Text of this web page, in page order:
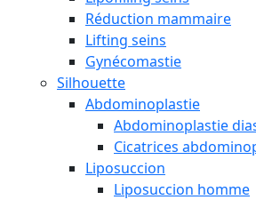
Réduction mammaire
Lifting seins
Gynécomastie
Silhouette
Abdominoplastie
Abdominoplastie
Cicatrices
Liposuccion
Liposuccion homme